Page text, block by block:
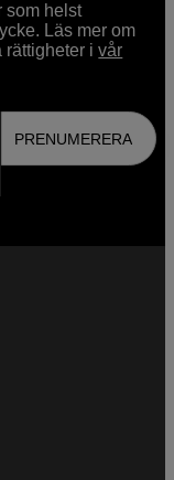
som helst
Läs mer om
rättigheter ivår
PRENUMERERA